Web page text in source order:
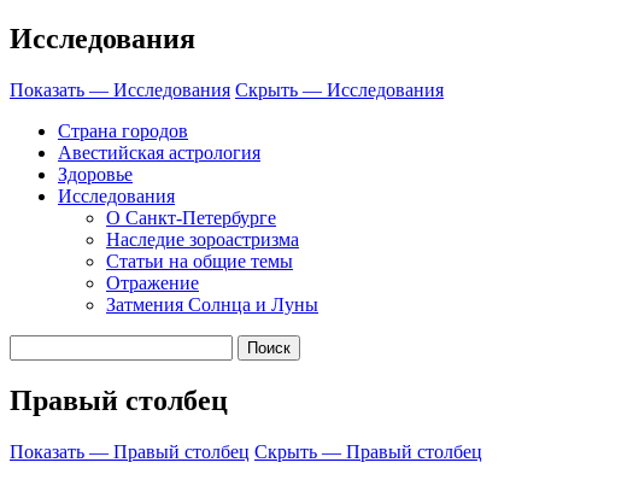
Исследования
Показать — Исследования Скрыть — Исследования
Страна городов
Авестийская астрология
Здоровье
Исследования
О Санкт-Петербурге
Наследие зороастризма
Cтатьи на общие темы
Отражение
Затмения Солнца и Луны
Правый столбец
Показать — Правый столбец Скрыть — Правый столбец